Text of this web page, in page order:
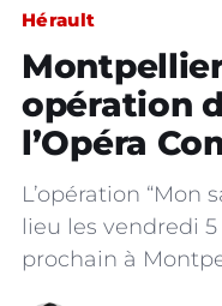
Hérault
opération
l’Opéra
L’opération “Mon
lieu les vendredi
prochain à